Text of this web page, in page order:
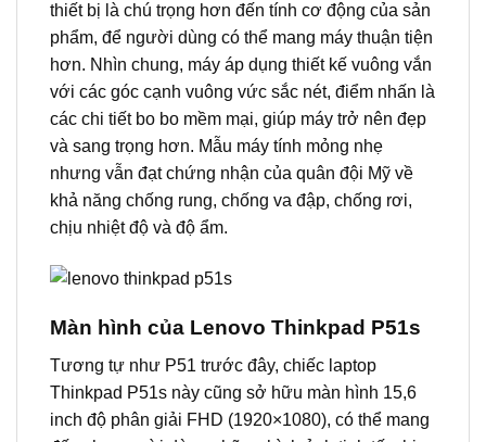
thiết bị là chú trọng hơn đến tính cơ động của sản
phẩm, để người dùng có thể mang máy thuận tiện
hơn. Nhìn chung, máy áp dụng thiết kế vuông vắn
với các góc cạnh vuông vức sắc nét, điểm nhấn là
các chi tiết bo bo mềm mại, giúp máy trở nên đẹp
và sang trọng hơn. Mẫu máy tính mỏng nhẹ
nhưng vẫn đạt chứng nhận của quân đội Mỹ về
khả năng chống rung, chống va đập, chống rơi,
chịu nhiệt độ và độ ẩm.
Màn hình của Lenovo Thinkpad P51s
Tương tự như P51 trước đây, chiếc laptop
Thinkpad P51s này cũng sở hữu màn hình 15,6
inch độ phân giải FHD (1920×1080), có thể mang